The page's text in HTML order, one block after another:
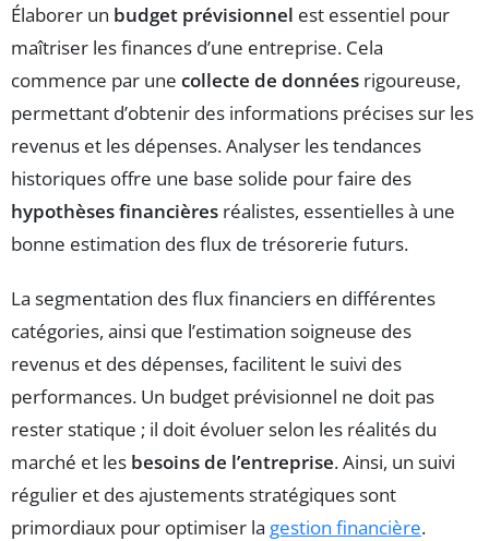
Élaborer un budget prévisionnel est essentiel pour
maîtriser les finances d’une entreprise. Cela
commence par une collecte de données rigoureuse,
permettant d’obtenir des informations précises sur les
revenus et les dépenses. Analyser les tendances
historiques offre une base solide pour faire des
hypothèses financières réalistes, essentielles à une
bonne estimation des flux de trésorerie futurs.
La segmentation des flux financiers en différentes
catégories, ainsi que l’estimation soigneuse des
revenus et des dépenses, facilitent le suivi des
performances. Un budget prévisionnel ne doit pas
rester statique ; il doit évoluer selon les réalités du
marché et les besoins de l’entreprise. Ainsi, un suivi
régulier et des ajustements stratégiques sont
primordiaux pour optimiser la gestion financière.